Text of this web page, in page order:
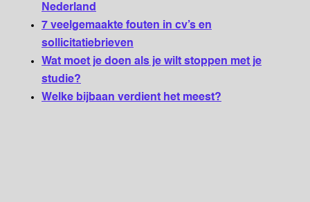
Nederland
7 veelgemaakte fouten in cv’s en
sollicitatiebrieven
Wat moet je doen als je wilt stoppen met je
studie?
Welke bijbaan verdient het meest?